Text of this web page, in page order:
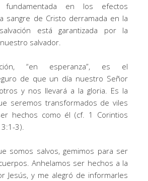
fundamentada en los efectos
sangre de Cristo derramada en la
está garantizada por la
salvador.
“en esperanza”, es el
de que un día nuestro Señor
y nos llevará a la gloria. Es la
seremos transformados de viles
hechos como él (cf. 1 Corintios
3).
somos salvos, gemimos para ser
Anhelamos ser hechos a la
Jesús, y me alegró de informarles